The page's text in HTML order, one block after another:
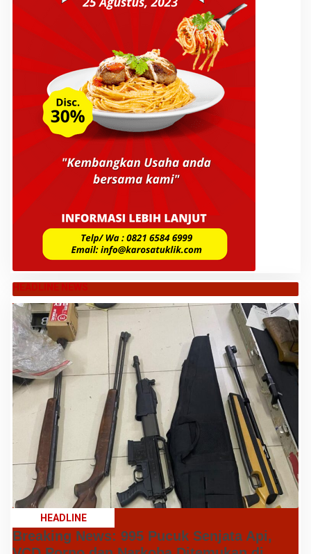
HEADLINE NEWS
HEADLINE
Breaking News: 995 Pucuk Senjata Api,